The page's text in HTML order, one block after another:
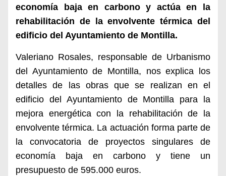
economía
baja en carbonoy actúa en la
rehabilitación de la envolvente térmica del
edificio del Ayuntamiento de Montilla.
Valeriano Rosales, responsable de Urbanismo
del Ayuntamiento de Montilla, nos explica los
detalles de las obras que se realizan en el
edificio del Ayuntamiento de Montilla para la
mejora energética con la rehabilitación de la
envolvente térmica. La actuación forma parte de
la convocatoria de proyectos singulares de
economía baja en carbono y tiene un
presupuesto de 595.000 euros.